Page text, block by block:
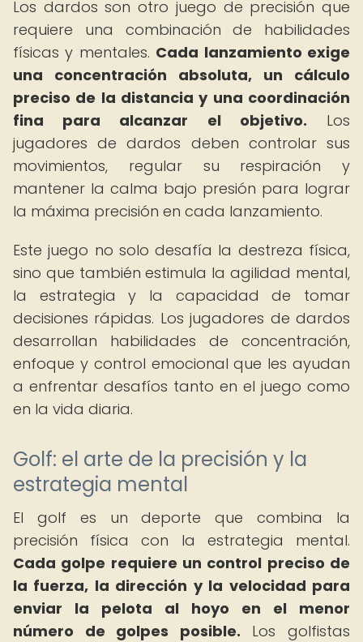
Los dardos son otro juego de precisión que
requiere una combinación de habilidades
físicas y mentales. Cada lanzamiento exige
una concentración absoluta, un cálculo
preciso de la distancia y una coordinación
fina para alcanzar el objetivo. Los
jugadores de dardos deben controlar sus
movimientos, regular su respiración y
mantener la calma bajo presión para lograr
la máxima precisión en cada lanzamiento.
Este juego no solo desafía la destreza física,
sino que también estimula la agilidad mental,
la estrategia y la capacidad de tomar
decisiones rápidas. Los jugadores de dardos
desarrollan habilidades de concentración,
enfoque y control emocional que les ayudan
a enfrentar desafíos tanto en el juego como
en la vida diaria.
Golf: el arte de la precisión y la
estrategia mental
El golf es un deporte que combina la
precisión física con la estrategia mental.
Cada golpe requiere un control preciso de
la fuerza, la dirección y la velocidad para
enviar la pelota al hoyo en el menor
número de golpes posible. Los golfistas